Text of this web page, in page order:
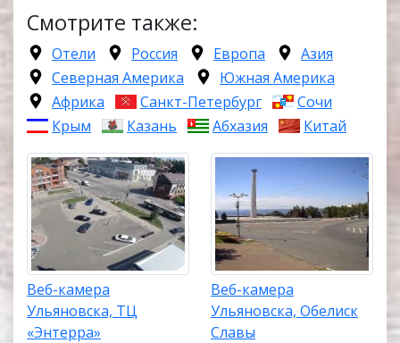
Смотрите также:
Отели Россия Европа
Азия
Северная Америка
Южная Америка
Африка
Санкт-Петербург
Сочи
Крым
Казань Абхазия Китай
Веб-камера
Ульяновска, ТЦ
«Энтерра»
Веб-камера
Ульяновска, Обелиск
Славы